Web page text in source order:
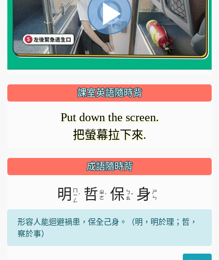
視
頻
播
放
正
載
入。
播
放
影
片
課室英語隨時背
Put down the screen.
把螢幕拉下來.
成語隨時背
明
ㄇ
ㄧ
ㄥ
ˊ 哲 ㄓ
ㄜˊ 保 ㄅ
ㄠˇ 身 ㄕ
ㄣ
形容人能迴避禍患，保全己身。（明，明於理；哲，
察於事）